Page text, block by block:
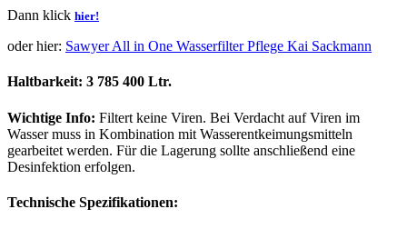
Dann klick hier!
oder hier: Sawyer All in One Wasserfilter Pflege Kai Sackmann
Haltbarkeit: 3 785 400 Ltr.
Wichtige Info: Filtert keine Viren. Bei Verdacht auf Viren im
Wasser muss in Kombination mit Wasserentkeimungsmitteln
gearbeitet werden. Für die Lagerung sollte anschließend eine
Desinfektion erfolgen.
Technische Spezifikationen: